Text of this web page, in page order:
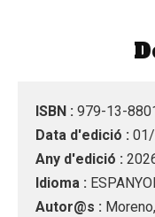
ISBN : 979-13-
Data d'edició :
Any d'edició :
Idioma :
Autor@s :